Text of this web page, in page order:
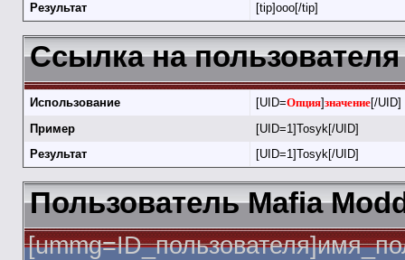
Результат
[tip]ооо[/tip]
Ссылка на пользователя
Использование [UID=Опция]значение[/UID]
Пример
[UID=1]Tosyk[/UID]
Результат
[UID=1]Tosyk[/UID]
Пользователь Mafia